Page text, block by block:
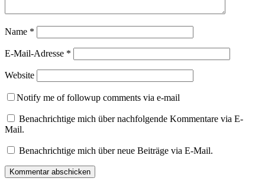
Name *
E-Mail-Adresse *
Website
Notify me of followup comments via e-mail
Benachrichtige mich über nachfolgende Kommentare via E-
Mail.
Benachrichtige mich über neue Beiträge via E-Mail.